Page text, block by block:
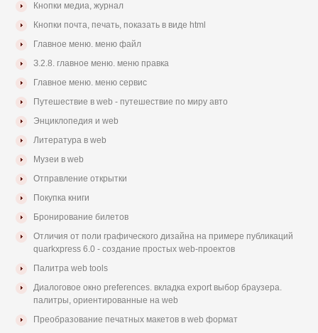
Кнопки медиа, журнал
Кнопки почта, печать, показать в виде html
Главное меню. меню файл
З.2.8. главное меню. меню правка
Главное меню. меню сервис
Путешествие в web - путешествие по миру авто
Энциклопедия и web
Литература в web
Музеи в web
Отправление открытки
Покупка книги
Бронирование билетов
Отличия от поли графического дизайна на примере публикаций
quarkxpress 6.0 - создание простых web-проектов
Палитра web tools
Диалоговое окно preferences. вкладка export выбор браузера.
палитры, ориентированные на web
Преобразование печатных макетов в web формат